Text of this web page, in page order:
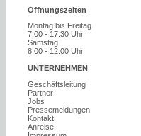
Öffnungszeiten
Montag bis Freitag
7:00 - 17:30 Uhr
Samstag
8:00 - 12:00 Uhr
UNTERNEHMEN
Geschäftsleitung
Partner
Jobs
Pressemeldungen
Kontakt
Anreise